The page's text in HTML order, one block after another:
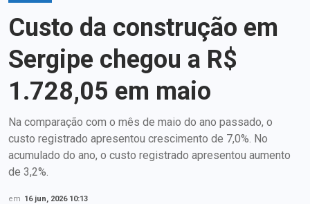
Custo da construção em
Sergipe chegou a R$
1.728,05 em maio
Na comparação com o mês de maio do ano passado, o
custo registrado apresentou crescimento de 7,0%. No
acumulado do ano, o custo registrado apresentou aumento
de 3,2%.
em 16 jun, 2026 10:13